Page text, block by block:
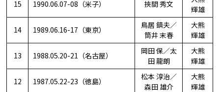
15 1990.06.07-08（米子） 挾間 秀文
輝雄
14 1989.06.16-17（東京）
鳥居 鎮夫／
筒井 末春
大熊
輝雄
13 1988.05.20-21（名古屋）
岡田 保／太
田 龍朗
大熊
輝雄
12 1987.05.22-23（徳島）
松本 淳治／
森田 雄介
大熊
輝雄